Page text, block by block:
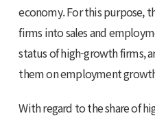
economy. For this purpose,
firms into sales and
status of high-growth firms,
them on employment
With regard to the share of